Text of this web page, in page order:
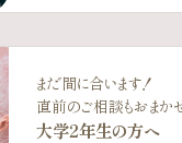
まだ間に合います！
直前のご相談もおまか
大学2年生の方へ